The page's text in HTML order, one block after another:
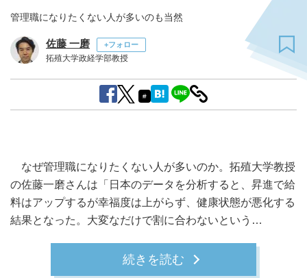
管理職になりたくない人が多いのも当然
佐藤 一磨 +フォロー
拓殖大学政経学部教授
#
なぜ管理職になりたくない人が多いのか。拓殖大学教授
の佐藤一磨さんは「日本のデータを分析すると、昇進で給
料はアップするが幸福度は上がらず、健康状態が悪化する
結果となった。大変なだけで割に合わないという…
続きを読む